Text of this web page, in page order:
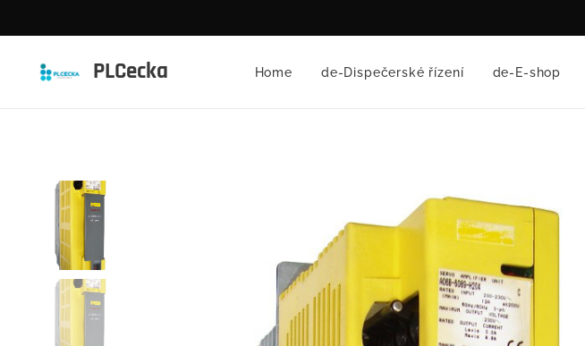
PLCecka Home de-Dispečerské řízení de-E-shop